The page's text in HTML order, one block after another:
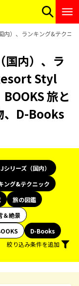
内）、ランキング&テクニ
国内）、ラ
Styl
旅と
、D-Books
リーズ（国内）
ング&テクニック
旅の図鑑
＆絶景
D-Books
絞り込み条件を追加